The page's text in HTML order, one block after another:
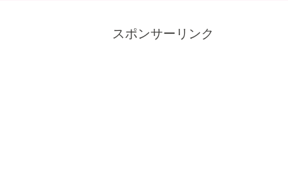
スポンサーリンク